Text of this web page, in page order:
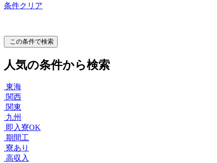
条件クリア
この条件で検索
人気の条件から検索
東海
関西
関東
九州
即入寮OK
期間工
寮あり
高収入